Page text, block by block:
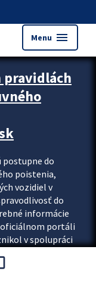
Menu menu
pravidlách
postupne do
poistenia,
vozidiel v
do
informácie
oficiálnom portáli
v spolupráci
vnútra SR.